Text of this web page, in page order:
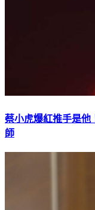
蔡小虎爆紅推手是
師